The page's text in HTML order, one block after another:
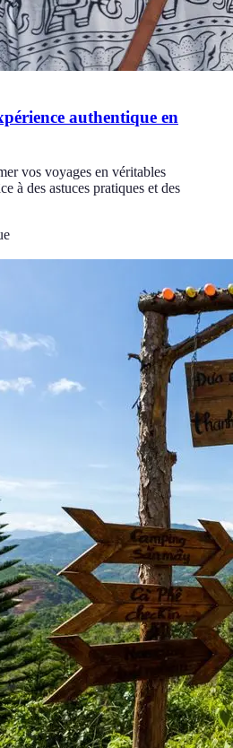
authentique en
vos voyages en véritables
à des astuces pratiques et des